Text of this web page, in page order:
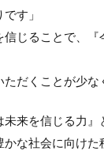
す」
信じることで、
だくことが少な
来を信じる力』
な社会に向けた